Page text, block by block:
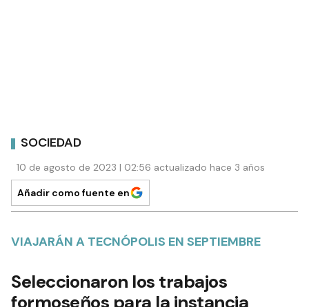
SOCIEDAD
10 de agosto de 2023 | 02:56 actualizado hace 3 años
Añadir como fuente en
VIAJARÁN A TECNÓPOLIS EN SEPTIEMBRE
Seleccionaron los trabajos
formoseños para la instancia